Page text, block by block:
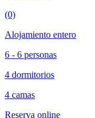
(0)
Alojamiento entero
6 - 6 personas
4 dormitorios
4 camas
Reserva online